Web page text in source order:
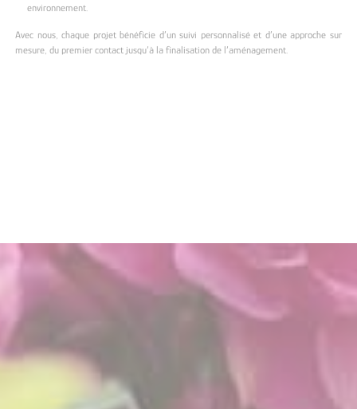
environnement.
Avec nous, chaque projet bénéficie d’un suivi personnalisé et d’une approche sur
mesure, du premier contact jusqu’à la finalisation de l’aménagement.